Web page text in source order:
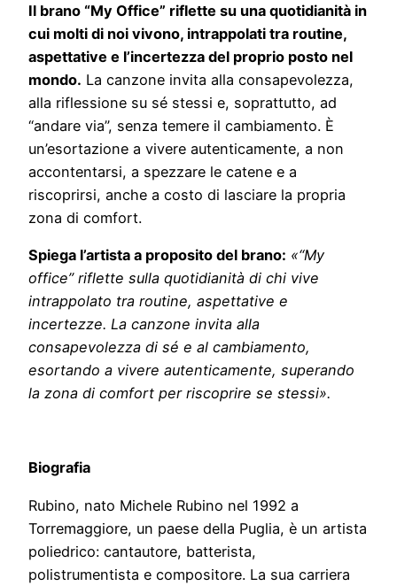
Il brano “My Office” riflette su una quotidianità in
cui molti di noi vivono, intrappolati tra routine,
aspettative e l’incertezza del proprio posto nel
mondo. La canzone invita alla consapevolezza,
alla riflessione su sé stessi e, soprattutto, ad
“andare via”, senza temere il cambiamento. È
un’esortazione a vivere autenticamente, a non
accontentarsi, a spezzare le catene e a
riscoprirsi, anche a costo di lasciare la propria
zona di comfort.
Spiega l’artista a proposito del brano: «“My
office”riflette sulla quotidianità di chi vive
intrappolato tra routine, aspettative e
incertezze. La canzone invita alla
consapevolezza di sé e al cambiamento,
esortando a vivere autenticamente, superando
la zona di comfort per riscoprire se stessi».
Biografia
Rubino, nato Michele Rubino nel 1992 a
Torremaggiore, un paese della Puglia, è un artista
poliedrico: cantautore, batterista,
polistrumentista e compositore. La sua carriera